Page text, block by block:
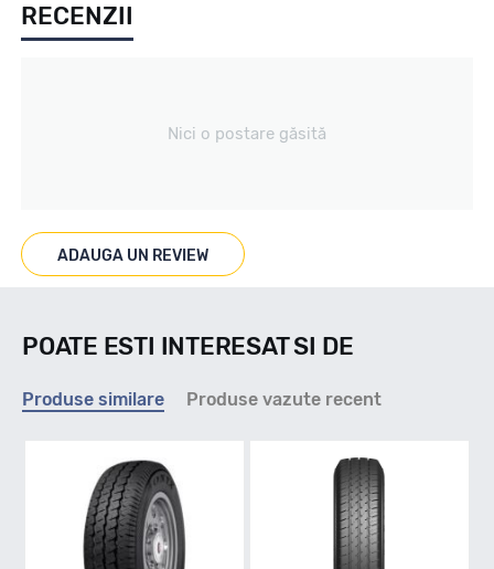
Vara
Marcaje
Indice viteza
T - max 190km/h
Indice greutate
RECENZII
Nici o postare găsită
ADAUGA UN REVIEW
POATE ESTI INTERESAT SI DE
Produse similare Produse vazute recent